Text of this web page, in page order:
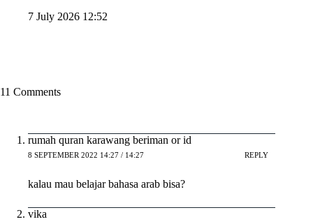
7 July 2026 12:52
11 Comments
rumah quran karawang beriman or id
8 SEPTEMBER 2022 14:27 / 14:27 REPLY
kalau mau belajar bahasa arab bisa?
vika